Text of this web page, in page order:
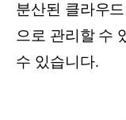
분산된 클라우
으로 관리할 수
수 있습니다.